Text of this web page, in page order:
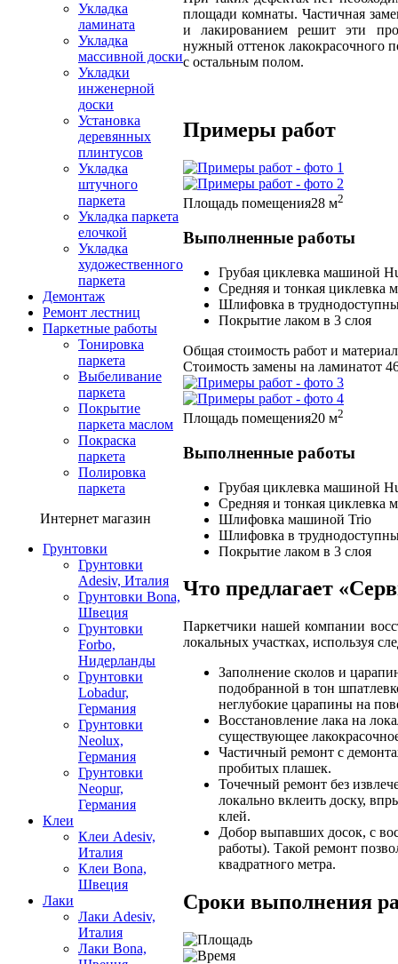
Укладка
ламината
Укладка
массивной доски
Укладки
инженерной
доски
Установка
деревянных
плинтусов
Укладка
штучного
паркета
Укладка паркета
елочкой
Укладка
художественного
паркета
Демонтаж
Ремонт лестниц
Паркетные работы
Тонировка
паркета
Выбеливание
паркета
Покрытие
паркета маслом
Покраска
паркета
Полировка
паркета
Интернет магазин
Грунтовки
Грунтовки
Adesiv, Италия
Грунтовки Bona,
Швеция
Грунтовки
Forbo,
Нидерланды
Грунтовки
Lobadur,
Германия
Грунтовки
Neolux,
Германия
Грунтовки
Neopur,
Германия
Клеи
Клеи Adesiv,
Италия
Клеи Bona,
Швеция
Лаки
Лаки Adesiv,
Италия
Лаки Bona,
площади комнаты. Частичная
и лакированием решит эти
нужный оттенок лакокрасочного
с остальным полом.
Примеры работ
Площадь помещения28 м2
Выполненные работы
Грубая циклевка машиной
Средняя и тонкая циклевка
Шлифовка в
Покрытие лаком в 3 слоя
Общая стоимость работ и
Стоимость замены на ламинатот
Площадь помещения20 м2
Выполненные работы
Грубая циклевка машиной
Средняя и тонкая циклевка
Шлифовка машиной Trio
Шлифовка в
Покрытие лаком в 3 слоя
Что предлагает
Паркетчики нашей компании
локальных участках, используя
Заполнение сколов и
подобранной в тон
неглубокие царапины на
Восстановление лака на
существующее
Частичный ремонт с
пробитых плашек.
Точечный ремонт без
локально вклеить доску,
клей.
Добор выпавших досок, с
работы). Такой ремонт
квадратного метра.
Сроки выполнения